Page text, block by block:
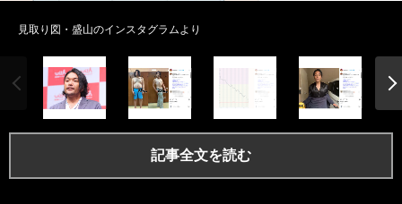
見取り図・盛山のインスタグラムより
記事全文を読む